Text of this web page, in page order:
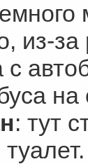
из-
: тут